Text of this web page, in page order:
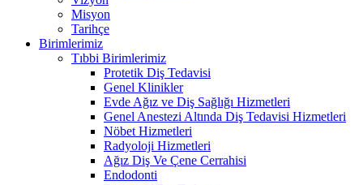
Misyon
Tarihçe
Birimlerimiz
Tıbbi Birimlerimiz
Protetik Diş Tedavisi
Genel Klinikler
Evde Ağız ve Diş Sağlığı Hizmetleri
Genel Anestezi Altında Diş Tedavisi Hizmetleri
Nöbet Hizmetleri
Radyoloji Hizmetleri
Ağız Diş Ve Çene Cerrahisi
Endodonti